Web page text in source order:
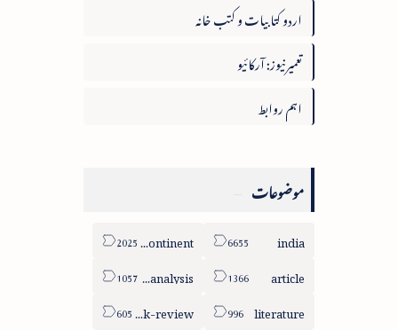
اردو کتابیات و کتب خانہ
تعمیرنیوز: آرکائیو
اہم روابط
موضوعات
india
sub-continent
article
column-analysis
literature
book-review